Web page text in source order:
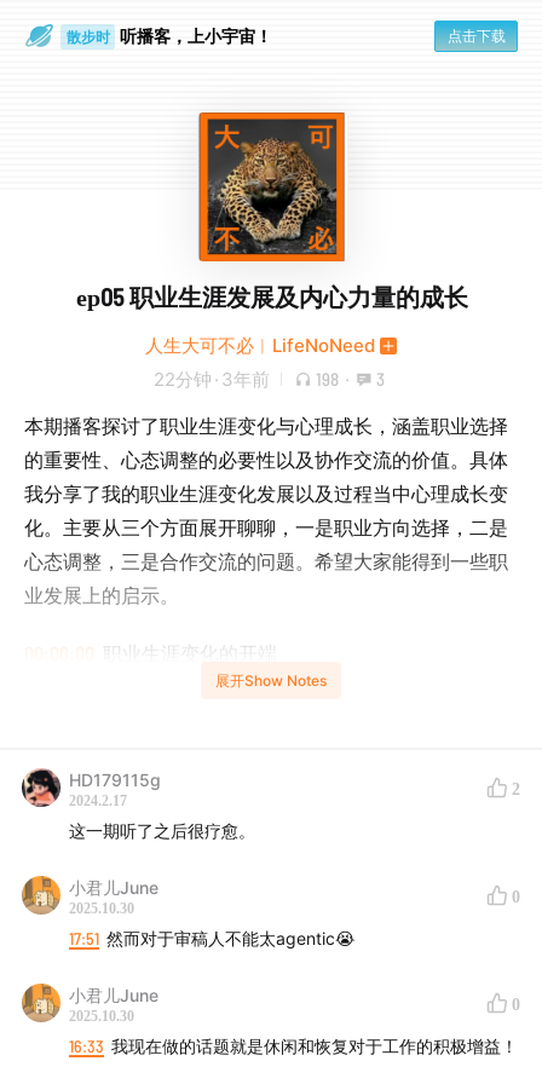
散步时 听播客，上小宇宙！ 点击下载
ep05 职业生涯发展及内心力量的成长
人生大可不必︱LifeNoNeed
22分钟 · 3年前 198 · 3
本期播客探讨了职业生涯变化与心理成长，涵盖职业选择
的重要性、心态调整的必要性以及协作交流的价值。具体
我分享了我的职业生涯变化发展以及过程当中心理成长变
化。主要从三个方面展开聊聊，一是职业方向选择，二是
心态调整，三是合作交流的问题。希望大家能得到一些职
业发展上的启示。
00:00:00 职业生涯变化的开端
00:11:26合作交流的重要性
00:15:34东亚女性在职场的挑战
00:19:55自我成长与价值观的追求
展开Show Notes
HD179115g
2024.2.17
2
这一期听了之后很疗愈。
小君儿June
2025.10.30
0
17:51 然而对于审稿人不能太agentic😭
小君儿June
2025.10.30
0
16:33 我现在做的话题就是休闲和恢复对于工作的积极增益！